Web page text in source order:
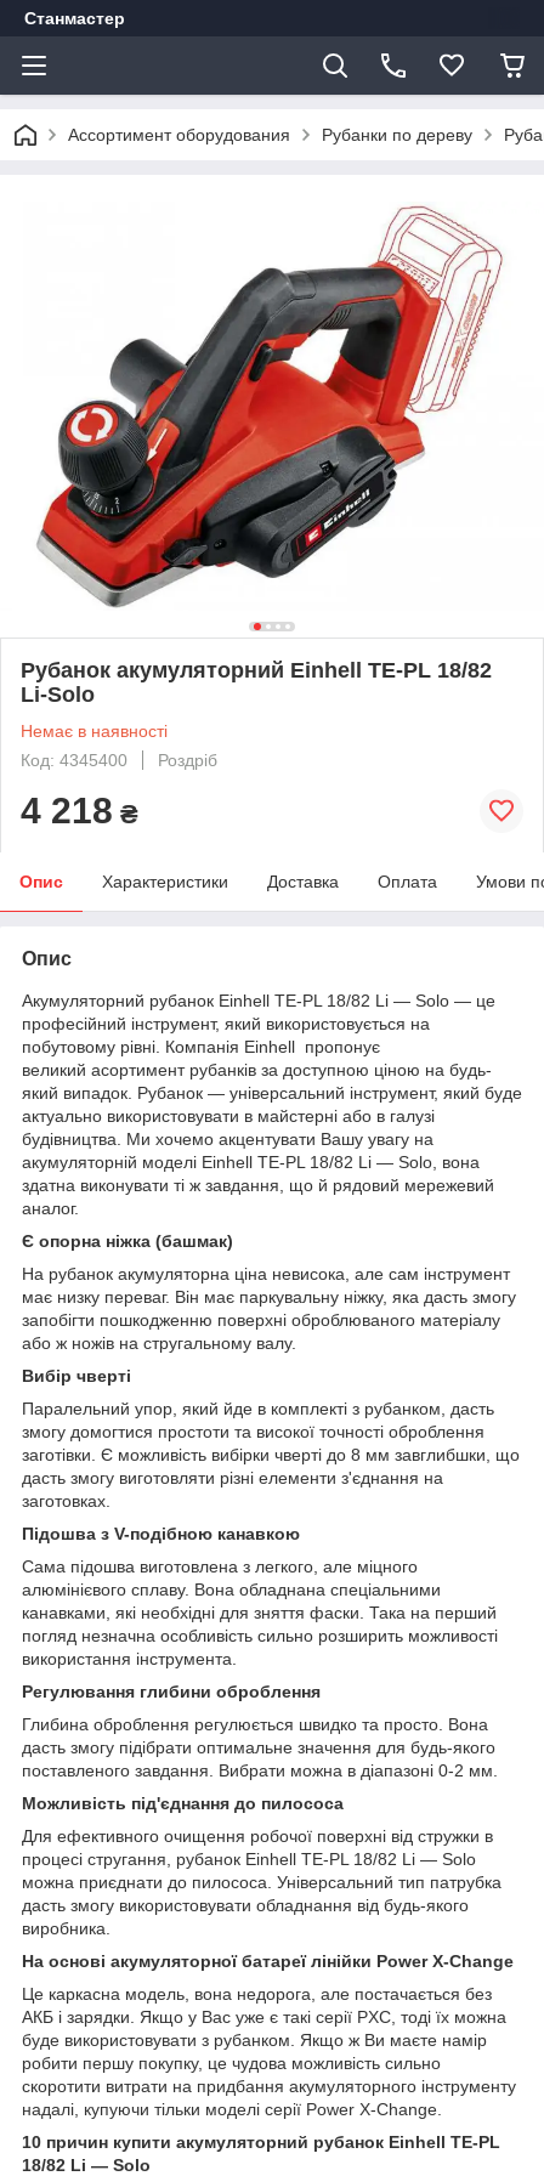
Станмастер
Ассортимент оборудования Рубанки по дереву
Рубанок акумуляторний Einhell TE-PL 18/82
Li-Solo
Немає в наявності
Код: 4345400
Роздріб
4 218 ₴
Опис Характеристики Доставка Оплата Умови
Опис
Акумуляторний рубанок Einhell TE-PL 18/82 Li — Solo — це
професійний інструмент, який використовується на
побутовому рівні. Компанія Einhell пропонує
великий асортимент рубанків за доступною ціною на будь-
який випадок. Рубанок — універсальний інструмент, який буде
актуально використовувати в майстерні або в галузі
будівництва. Ми хочемо акцентувати Вашу увагу на
акумуляторній моделі Einhell TE-PL 18/82 Li — Solo, вона
здатна виконувати ті ж завдання, що й рядовий мережевий
аналог.
Є опорна ніжка (башмак)
На рубанок акумуляторна ціна невисока, але сам інструмент
має низку переваг. Він має паркувальну ніжку, яка дасть змогу
запобігти пошкодженню поверхні оброблюваного матеріалу
або ж ножів на стругальному валу.
Вибір чверті
Паралельний упор, який йде в комплекті з рубанком, дасть
змогу домогтися простоти та високої точності оброблення
заготівки. Є можливість вибірки чверті до 8 мм завглибшки, що
дасть змогу виготовляти різні елементи з'єднання на
заготовках.
Підошва з V-подібною канавкою
Сама підошва виготовлена з легкого, але міцного
алюмінієвого сплаву. Вона обладнана спеціальними
канавками, які необхідні для зняття фаски. Така на перший
погляд незначна особливість сильно розширить можливості
використання інструмента.
Регулювання глибини оброблення
Глибина оброблення регулюється швидко та просто. Вона
дасть змогу підібрати оптимальне значення для будь-якого
поставленого завдання. Вибрати можна в діапазоні 0-2 мм.
Можливість під'єднання до пилососа
Для ефективного очищення робочої поверхні від стружки в
процесі стругання, рубанок Einhell TE-PL 18/82 Li — Solo
можна приєднати до пилососа. Універсальний тип патрубка
дасть змогу використовувати обладнання від будь-якого
виробника.
На основі акумуляторної батареї лінійки Power X-Change
Це каркасна модель, вона недорога, але постачається без
АКБ і зарядки. Якщо у Вас уже є такі серії PXC, тоді їх можна
буде використовувати з рубанком. Якщо ж Ви маєте намір
робити першу покупку, це чудова можливість сильно
скоротити витрати на придбання акумуляторного інструменту
надалі, купуючи тільки моделі серії Power X-Change.
10 причин купити акумуляторний рубанок Einhell TE-PL
18/82 Li — Solo